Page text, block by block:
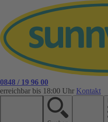
0848 / 19 96 00
erreichbar bis 18:00 Uhr Kontakt